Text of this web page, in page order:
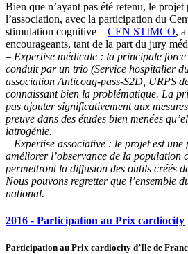
Bien que n’ayant pas été retenu, le projet
l’association, avec la participation du
stimulation cognitive – CEN STIMCO,
encourageants, tant de la part du jury
– Expertise médicale : la principale force
conduit par un trio (Service hospitalier
association Anticoag-pass-S2D, URPS
connaissant bien la problématique. La
pas ajouter significativement aux
preuve dans des études bien menées
iatrogénie.
– Expertise associative : le projet est une
améliorer l’observance de la population
permettront la diffusion des outils créés
Nous pouvons regretter que l’ensemble
national.
2016 - Participation au Prix cardiocity
Participation au Prix cardiocity d’Ile de